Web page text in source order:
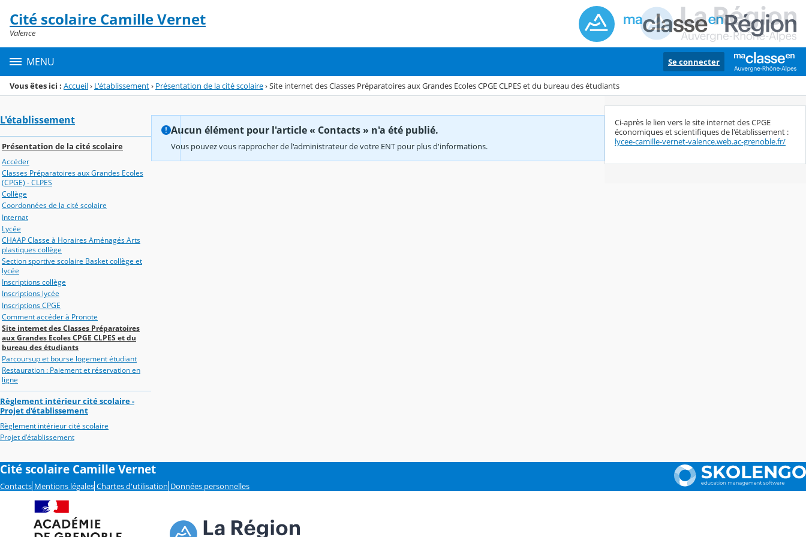
Menu de la rubrique
Contenu
Cité scolaire Camille Vernet
Valence
MENU Se connecter
Vous êtes ici : Accueil› L'établissement› Présentation de la cité scolaire›Site internet des Classes Préparatoires aux Grandes Ecoles CPGE CLPES et du bureau des étudiants
L'établissement
Présentation de la cité scolaire
Accéder
Classes Préparatoires aux Grandes Ecoles
(CPGE) - CLPES
Collège
Coordonnées de la cité scolaire
Internat
Lycée
CHAAP Classe à Horaires Aménagés Arts
plastiques collège
Section sportive scolaire Basket collège et
lycée
Inscriptions collège
Inscriptions lycée
Inscriptions CPGE
Comment accéder à Pronote
Site internet des Classes Préparatoires
aux Grandes Ecoles CPGE CLPES et du
bureau des étudiants
Parcoursup et bourse logement étudiant
Restauration : Paiement et réservation en
ligne
Règlement intérieur cité scolaire -
Projet d'établissement
Règlement intérieur cité scolaire
Projet d'établissement
Aucun élément pour l'article « Contacts » n'a été publié.
Vous pouvez vous rapprocher de l'administrateur de votre ENT pour plus d'informations.
Ci-après le lien vers le site internet des CPGE
économiques et scientifiques de l'établissement :
lycee-camille-vernet-valence.web.ac-grenoble.fr/
Cité scolaire Camille Vernet
Contacts Mentions légales Chartes d'utilisation Données personnelles